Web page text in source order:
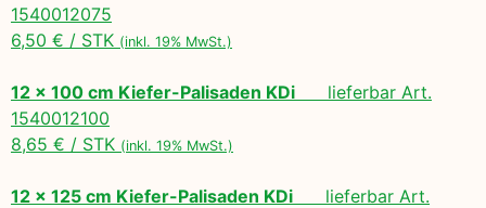
1540012075
6,50 € / STK (inkl. 19% MwSt.)
12 x 100 cm Kiefer-Palisaden KDi lieferbar Art.
1540012100
8,65 € / STK (inkl. 19% MwSt.)
12 x 125 cm Kiefer-Palisaden KDi lieferbar Art.